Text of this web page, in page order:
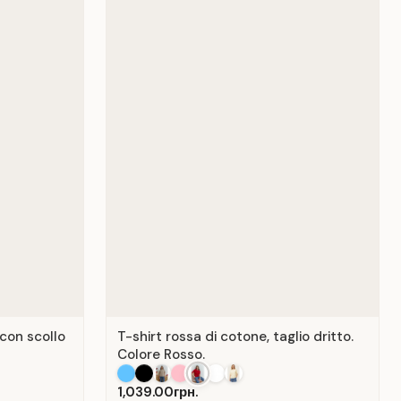
scollo
T-shirt rossa di cotone, taglio dritto.
Colore Rosso.
1,039.00грн.